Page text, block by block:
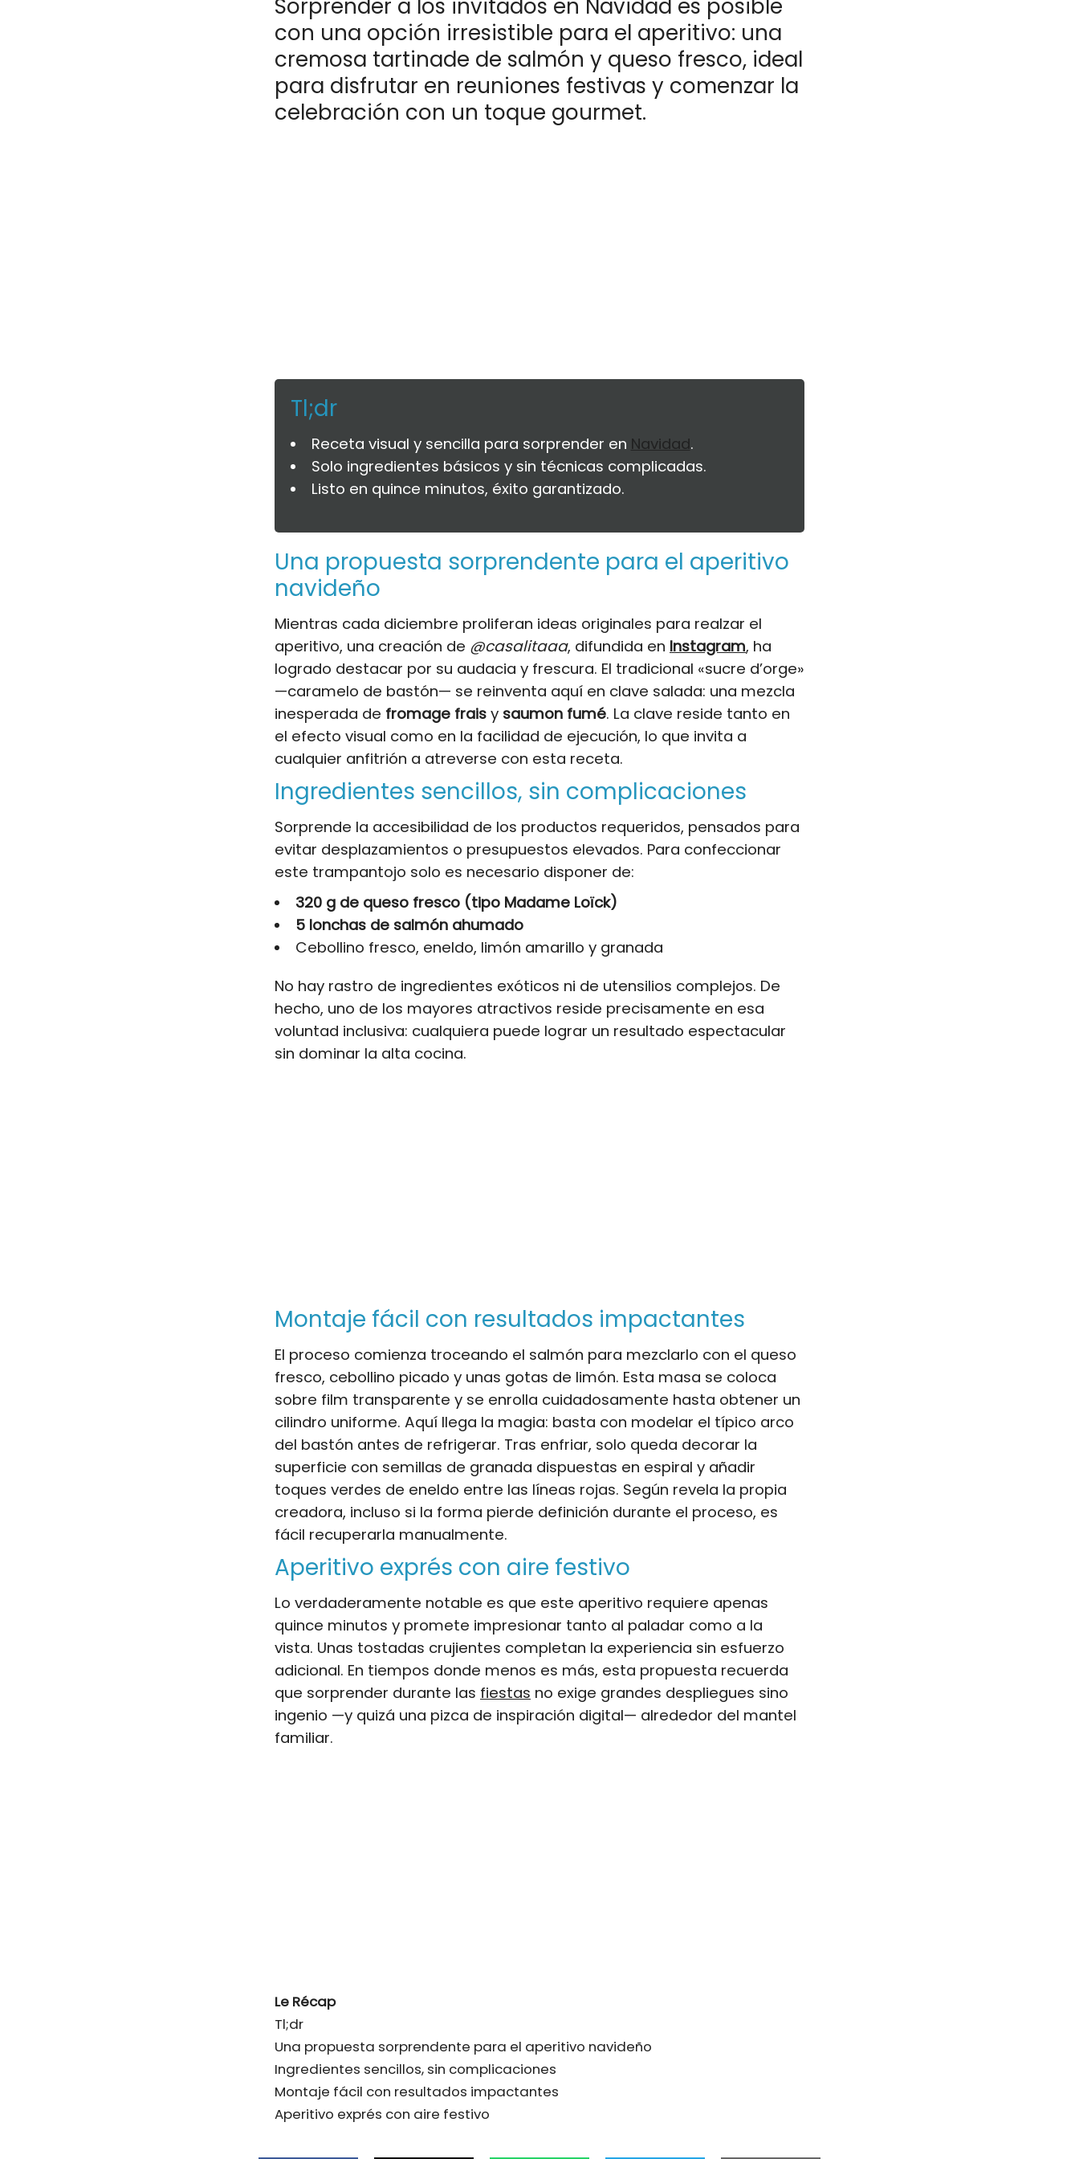
Sorprender a los invitados en Navidad es posible
con una opción irresistible para el aperitivo: una
cremosa tartinade de salmón y queso fresco, ideal
para disfrutar en reuniones festivas y comenzar la
celebración con un toque gourmet.
Tl;dr
Receta visual y sencilla para sorprender en Navidad.
Solo ingredientes básicos y sin técnicas complicadas.
Listo en quince minutos, éxito garantizado.
Una propuesta sorprendente para el aperitivo
navideño
Mientras cada diciembre proliferan ideas originales para realzar el
aperitivo, una creación de @casalitaaa, difundida en Instagram, ha
logrado destacar por su audacia y frescura. El tradicional «sucre d’orge»
—caramelo de bastón— se reinventa aquí en clave salada: una mezcla
inesperada de fromage frais y saumon fumé. La clave reside tanto en
el efecto visual como en la facilidad de ejecución, lo que invita a
cualquier anfitrión a atreverse con esta receta.
Ingredientes sencillos, sin complicaciones
Sorprende la accesibilidad de los productos requeridos, pensados para
evitar desplazamientos o presupuestos elevados. Para confeccionar
este trampantojo solo es necesario disponer de:
320 g de queso fresco (tipo Madame Loïck)
5 lonchas de salmón ahumado
Cebollino fresco, eneldo, limón amarillo y granada
No hay rastro de ingredientes exóticos ni de utensilios complejos. De
hecho, uno de los mayores atractivos reside precisamente en esa
voluntad inclusiva: cualquiera puede lograr un resultado espectacular
sin dominar la alta cocina.
Montaje fácil con resultados impactantes
El proceso comienza troceando el salmón para mezclarlo con el queso
fresco, cebollino picado y unas gotas de limón. Esta masa se coloca
sobre film transparente y se enrolla cuidadosamente hasta obtener un
cilindro uniforme. Aquí llega la magia: basta con modelar el típico arco
del bastón antes de refrigerar. Tras enfriar, solo queda decorar la
superficie con semillas de granada dispuestas en espiral y añadir
toques verdes de eneldo entre las líneas rojas. Según revela la propia
creadora, incluso si la forma pierde definición durante el proceso, es
fácil recuperarla manualmente.
Aperitivo exprés con aire festivo
Lo verdaderamente notable es que este aperitivo requiere apenas
quince minutos y promete impresionar tanto al paladar como a la
vista. Unas tostadas crujientes completan la experiencia sin esfuerzo
adicional. En tiempos donde menos es más, esta propuesta recuerda
que sorprender durante las fiestas no exige grandes despliegues sino
ingenio —y quizá una pizca de inspiración digital— alrededor del mantel
familiar.
Le Récap
Tl;dr
Una propuesta sorprendente para el aperitivo navideño
Ingredientes sencillos, sin complicaciones
Montaje fácil con resultados impactantes
Aperitivo exprés con aire festivo